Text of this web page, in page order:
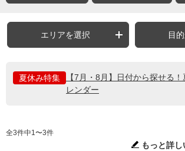
エリアを選択 目
夏休み特集
【7月・8月】日付から探せる
レンダー
全3件中1〜3件
もっと詳